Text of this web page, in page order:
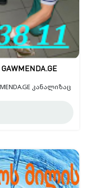
კანალიზაც